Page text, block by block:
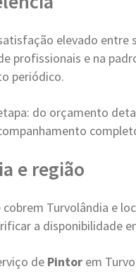
elevado entre
profissionais e na
periódico.
do orçamento
e região
Turvolândia e
a disponibilidade
de Pintor em